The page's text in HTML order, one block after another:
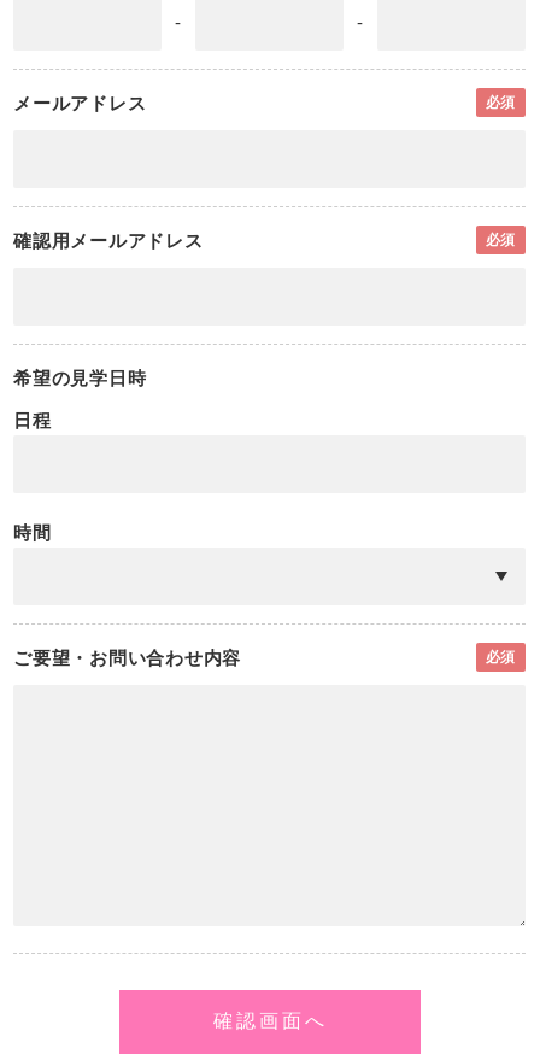
- -
メールアドレス 必須
確認用メールアドレス 必須
希望の見学日時
日程
時間
ご要望・お問い合わせ内容 必須